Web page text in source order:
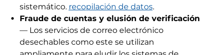
sistemático. recopilación de datos.
Fraude de cuentas y elusión de verificación
— Los servicios de correo electrónico
desechables como este se utilizan